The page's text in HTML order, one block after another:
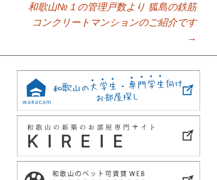
navigation
和歌山№１の管理戸数より 狐島の鉄筋
コンクリートマンションのご紹介です
→